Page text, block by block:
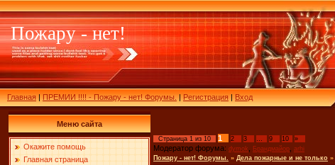
Пожару - нет!
Главная|ПРЕМИИ !!!! - Пожару - нет! Форумы.|Регистрация|Вход
Меню сайта
Окажите помощь
Главная страница
Страница 1 из 10 1 2 3 … 9 10 »
Модератор форума: dymok Брандмайор arhi
Пожару - нет! Форумы. » Дела пожарные и не только »